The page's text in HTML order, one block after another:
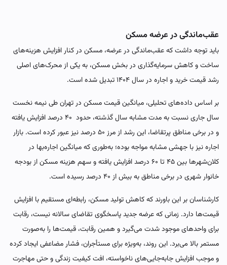
عقب‌ماندگی در عرضه مسکن
باید توجه داشت که عقب‌ماندگی در عرضه، مسکن در کنار افزایش هزینه‌های
ساخت و کاهش سرمایه‌گذاری در بخش مسکن، به یکی از محرک‌های اصلی
رشد قیمت خرید و اجاره در سال ۱۴۰۴ تبدیل شده است.
بر اساس داده‌های تحلیلی، میانگین قیمت مسکن در تهران طی نیمه نخست
سال جاری نسبت به مدت مشابه سال گذشته، حدود ۴۰ درصد افزایش یافته
و در برخی مناطق پرتقاضا، این رشد از مرز ۵۰ درصد نیز عبور کرده است. بازار
اجاره نیز با جهشی مشابه مواجه بوده؛ به‌طوری که میانگین اجاره‌بها در
کلان‌شهرها بین ۴۵ تا ۶۰ درصد افزایش یافته و سهم هزینه مسکن از بودجه
خانوار شهری در برخی مناطق به بیش از ۴۰ درصد رسیده است.
کارشناسان بر این باورند که کاهش تولید مسکن، رابطه‌ای مستقیم با افزایش
قیمت‌ها دارد. زمانی که عرضه جدید پاسخگوی تقاضای سالانه نیست، رقابت
برای واحدهای موجود شدت می‌گیرد و همین رقابت، قیمت‌ها را به‌صورت
مستمر بالا می‌برد. این روند، به‌ویژه برای مستأجران، فشار مضاعفی ایجاد کرده
و موجب افزایش جابه‌جایی‌های ناخواسته، افت کیفیت زندگی و حتی مهاجرت